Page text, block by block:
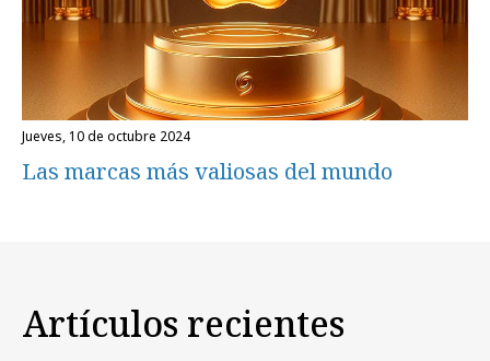
jueves, 10 de octubre 2024
Las marcas más valiosas del mundo
Artículos recientes